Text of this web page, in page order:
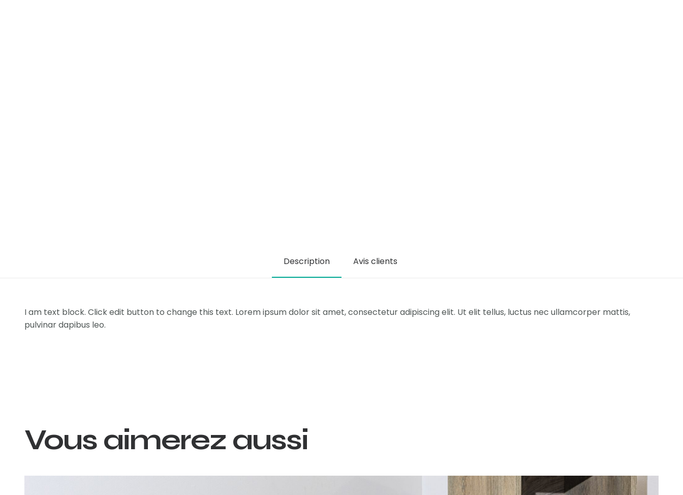
Description Avis clients
I am text block. Click edit button to change this text. Lorem ipsum dolor sit amet, consectetur adipiscing elit. Ut elit tellus, luctus nec ullamcorper mattis,
pulvinar dapibus leo.
Vous aimerez aussi